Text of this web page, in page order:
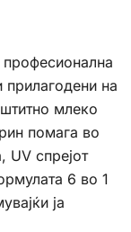
професионална
на
млеко
помага во
UV спрејот
6 во 1
ја